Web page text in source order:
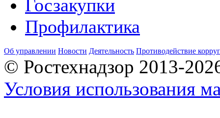
Госзакупки
Профилактика
Об управлении Новости Деятельность Противодействие
© Ростехнадзор 2013-
Условия использования